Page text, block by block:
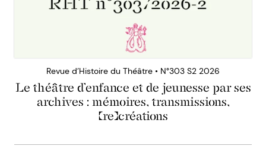
Revue d’Histoire du Théâtre • N°303 S2 2026
Le théâtre d’enfance et de jeunesse par ses
archives : mémoires, transmissions,
(re)créations